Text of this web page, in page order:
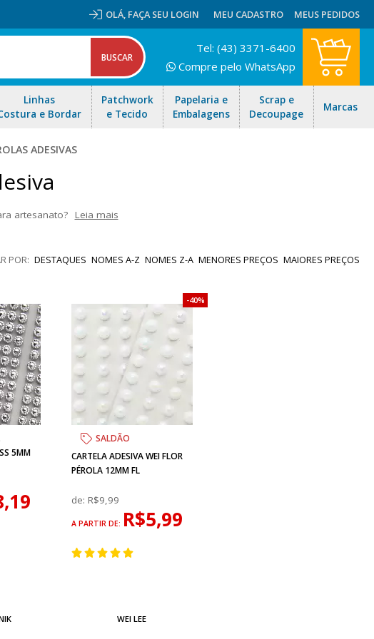
OLÁ, FAÇA SEU LOGIN MEU CADASTRO MEUS PEDIDOS
Linhas
e Bordar
Patchwork
e Tecido
Papelaria e
Embalagens
Scrap e
Decoupage
Marcas
Tel: (43) 3371-6400
Compre pelo WhatsApp
ADESIVAS
artesanato? Leia mais
DESTAQUES NOMES A-Z NOMES Z-A MENORES PREÇOS MAIORES PREÇOS
5MM
SALDÃO
CARTELA ADESIVA WEI FLOR
PÉROLA 12MM FL
de: R$9,99
A PARTIR DE: R$5,99
40%
WEI LEE